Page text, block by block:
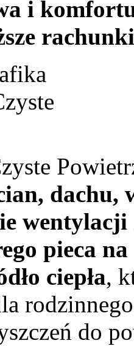
i
wentylacji
pieca
ciepła,
do